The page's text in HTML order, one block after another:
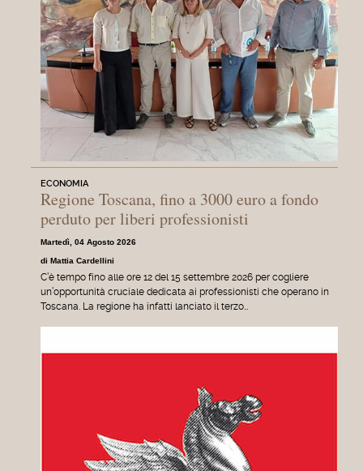
ECONOMIA
Regione Toscana, fino a 3000 euro a fondo
perduto per liberi professionisti
Martedì, 04 Agosto 2026
di Mattia Cardellini
C’è tempo fino alle ore 12 del 15 settembre 2026 per cogliere
un’opportunità cruciale dedicata ai professionisti che operano in
Toscana. La regione ha infatti lanciato il terzo…